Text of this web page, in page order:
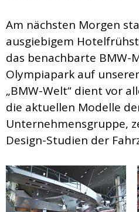
Am nächsten Morgen
ausgiebigem
das benachbarte BMW-
Olympiapark auf
„BMW-Welt“ dient vor
die aktuellen Modelle
Unternehmensgruppe,
Design-Studien der